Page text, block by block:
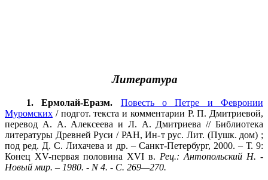
Литература
1. Ермолай-Еразм. Повесть о Петре и Февронии
Муромских / подгот. текста и комментарии Р. П. Дмитриевой,
перевод А. А. Алексеева и Л. А. Дмитриева // Библиотека
литературы Древней Руси / РАН, Ин-т рус. Лит. (Пушк. дом) ;
под ред. Д. С. Лихачева и др. – Санкт-Петербург, 2000. – Т. 9:
Конец XV-первая половина XVI в. Рец.: Антопольский Н. -
Новый мир. – 1980. - N 4. - С. 269—270.